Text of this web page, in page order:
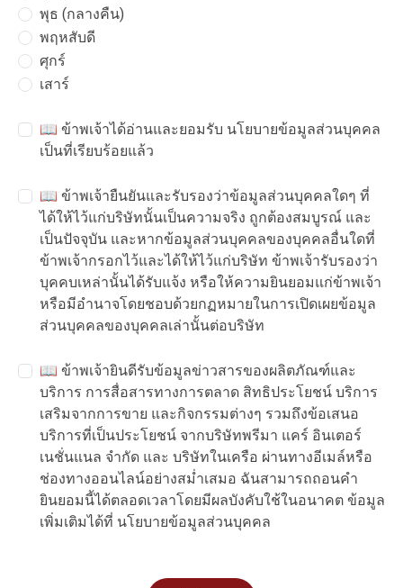
พุธ (กลางคืน)
พฤหสับดี
ศุกร์
เสาร์
📖 ข้าพเจ้าได้อ่านและยอมรับ นโยบายข้อมูลส่วนบุคคล
เป็นที่เรียบร้อยแล้ว
📖 ข้าพเจ้ายืนยันและรับรองว่าข้อมูลส่วนบุคคลใดๆ ที่
ได้ให้ไว้แก่บริษัทนั้นเป็นความจริง ถูกต้องสมบูรณ์ และ
เป็นปัจจุบัน และหากข้อมูลส่วนบุคคลของบุคคลอื่นใดที่
ข้าพเจ้ากรอกไว้และได้ให้ไว้แก่บริษัท ข้าพเจ้ารับรองว่า
บุคคบเหล่านั้นได้รับแจ้ง หรือให้ความยินยอมแก่ข้าพเจ้า
หรือมีอำนาจโดยชอบด้วยกฏหมายในการเปิดเผยข้อมูล
ส่วนบุคคลของบุคคลเล่านั้นต่อบริษัท
📖 ข้าพเจ้ายินดีรับข้อมูลข่าวสารของผลิตภัณฑ์และ
บริการ การสื่อสารทางการตลาด สิทธิประโยชน์ บริการ
เสริมจากการขาย และกิจกรรมต่างๆ รวมถึงข้อเสนอ
บริการที่เป็นประโยชน์ จากบริษัทพรีมา แคร์ อินเตอร์
เนชั่นแนล จำกัด และ บริษัทในเครือ ผ่านทางอีเมล์หรือ
ช่องทางออนไลน์อย่างสม่ำเสมอ ฉันสามารถถอนคำ
ยินยอมนี้ได้ตลอดเวลาโดยมีผลบังคับใช้ในอนาคต ข้อมูล
เพิ่มเติมได้ที่ นโยบายข้อมูลส่วนบุคคล